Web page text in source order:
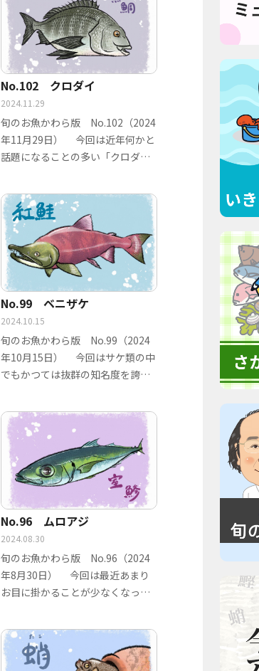
No.102 クロダイ
2024.11.29
旬のお魚かわら版 No.102（2024
年11月29日） 今回は近年何かと
話題になることの多い「クロダ
No.99 ベニザケ
2024.10.15
旬のお魚かわら版 No.99（2024
年10月15日） 今回はサケ類の中
でもかつては抜群の知名度を誇っ
No.96 ムロアジ
2024.08.30
旬のお魚かわら版 No.96（2024
年8月30日） 今回は最近あまり
お目に掛かることが少なくなった